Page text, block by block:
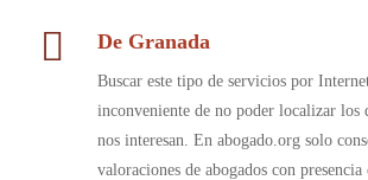
De Granada
Buscar este tipo de servicios por
inconveniente de no poder localizar los
nos interesan. En abogado.org solo
valoraciones de abogados con presencia